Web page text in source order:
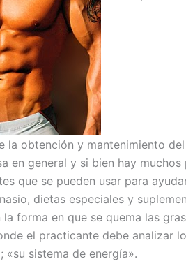
la obtención y mantenimiento
en general y si bien hay
que se pueden usar para
dietas especiales y
forma en que se quema las
el practicante debe analizar
sistema de energía».